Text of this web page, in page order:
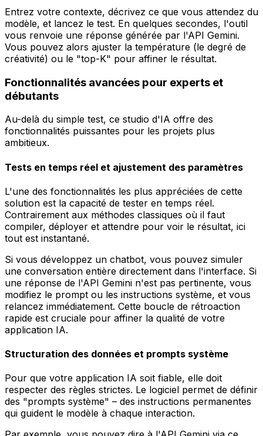
Entrez votre contexte, décrivez ce que vous attendez du
modèle, et lancez le test. En quelques secondes, l'outil
vous renvoie une réponse générée par l'API Gemini.
Vous pouvez alors ajuster la température (le degré de
créativité) ou le "top-K" pour affiner le résultat.
Fonctionnalités avancées pour experts et
débutants
Au-delà du simple test, ce studio d'IA offre des
fonctionnalités puissantes pour les projets plus
ambitieux.
Tests en temps réel et ajustement des paramètres
L'une des fonctionnalités les plus appréciées de cette
solution est la capacité de tester en temps réel.
Contrairement aux méthodes classiques où il faut
compiler, déployer et attendre pour voir le résultat, ici
tout est instantané.
Si vous développez un chatbot, vous pouvez simuler
une conversation entière directement dans l'interface. Si
une réponse de l'API Gemini n'est pas pertinente, vous
modifiez le prompt ou les instructions système, et vous
relancez immédiatement. Cette boucle de rétroaction
rapide est cruciale pour affiner la qualité de votre
application IA.
Structuration des données et prompts système
Pour que votre application IA soit fiable, elle doit
respecter des règles strictes. Le logiciel permet de définir
des "prompts système" – des instructions permanentes
qui guident le modèle à chaque interaction.